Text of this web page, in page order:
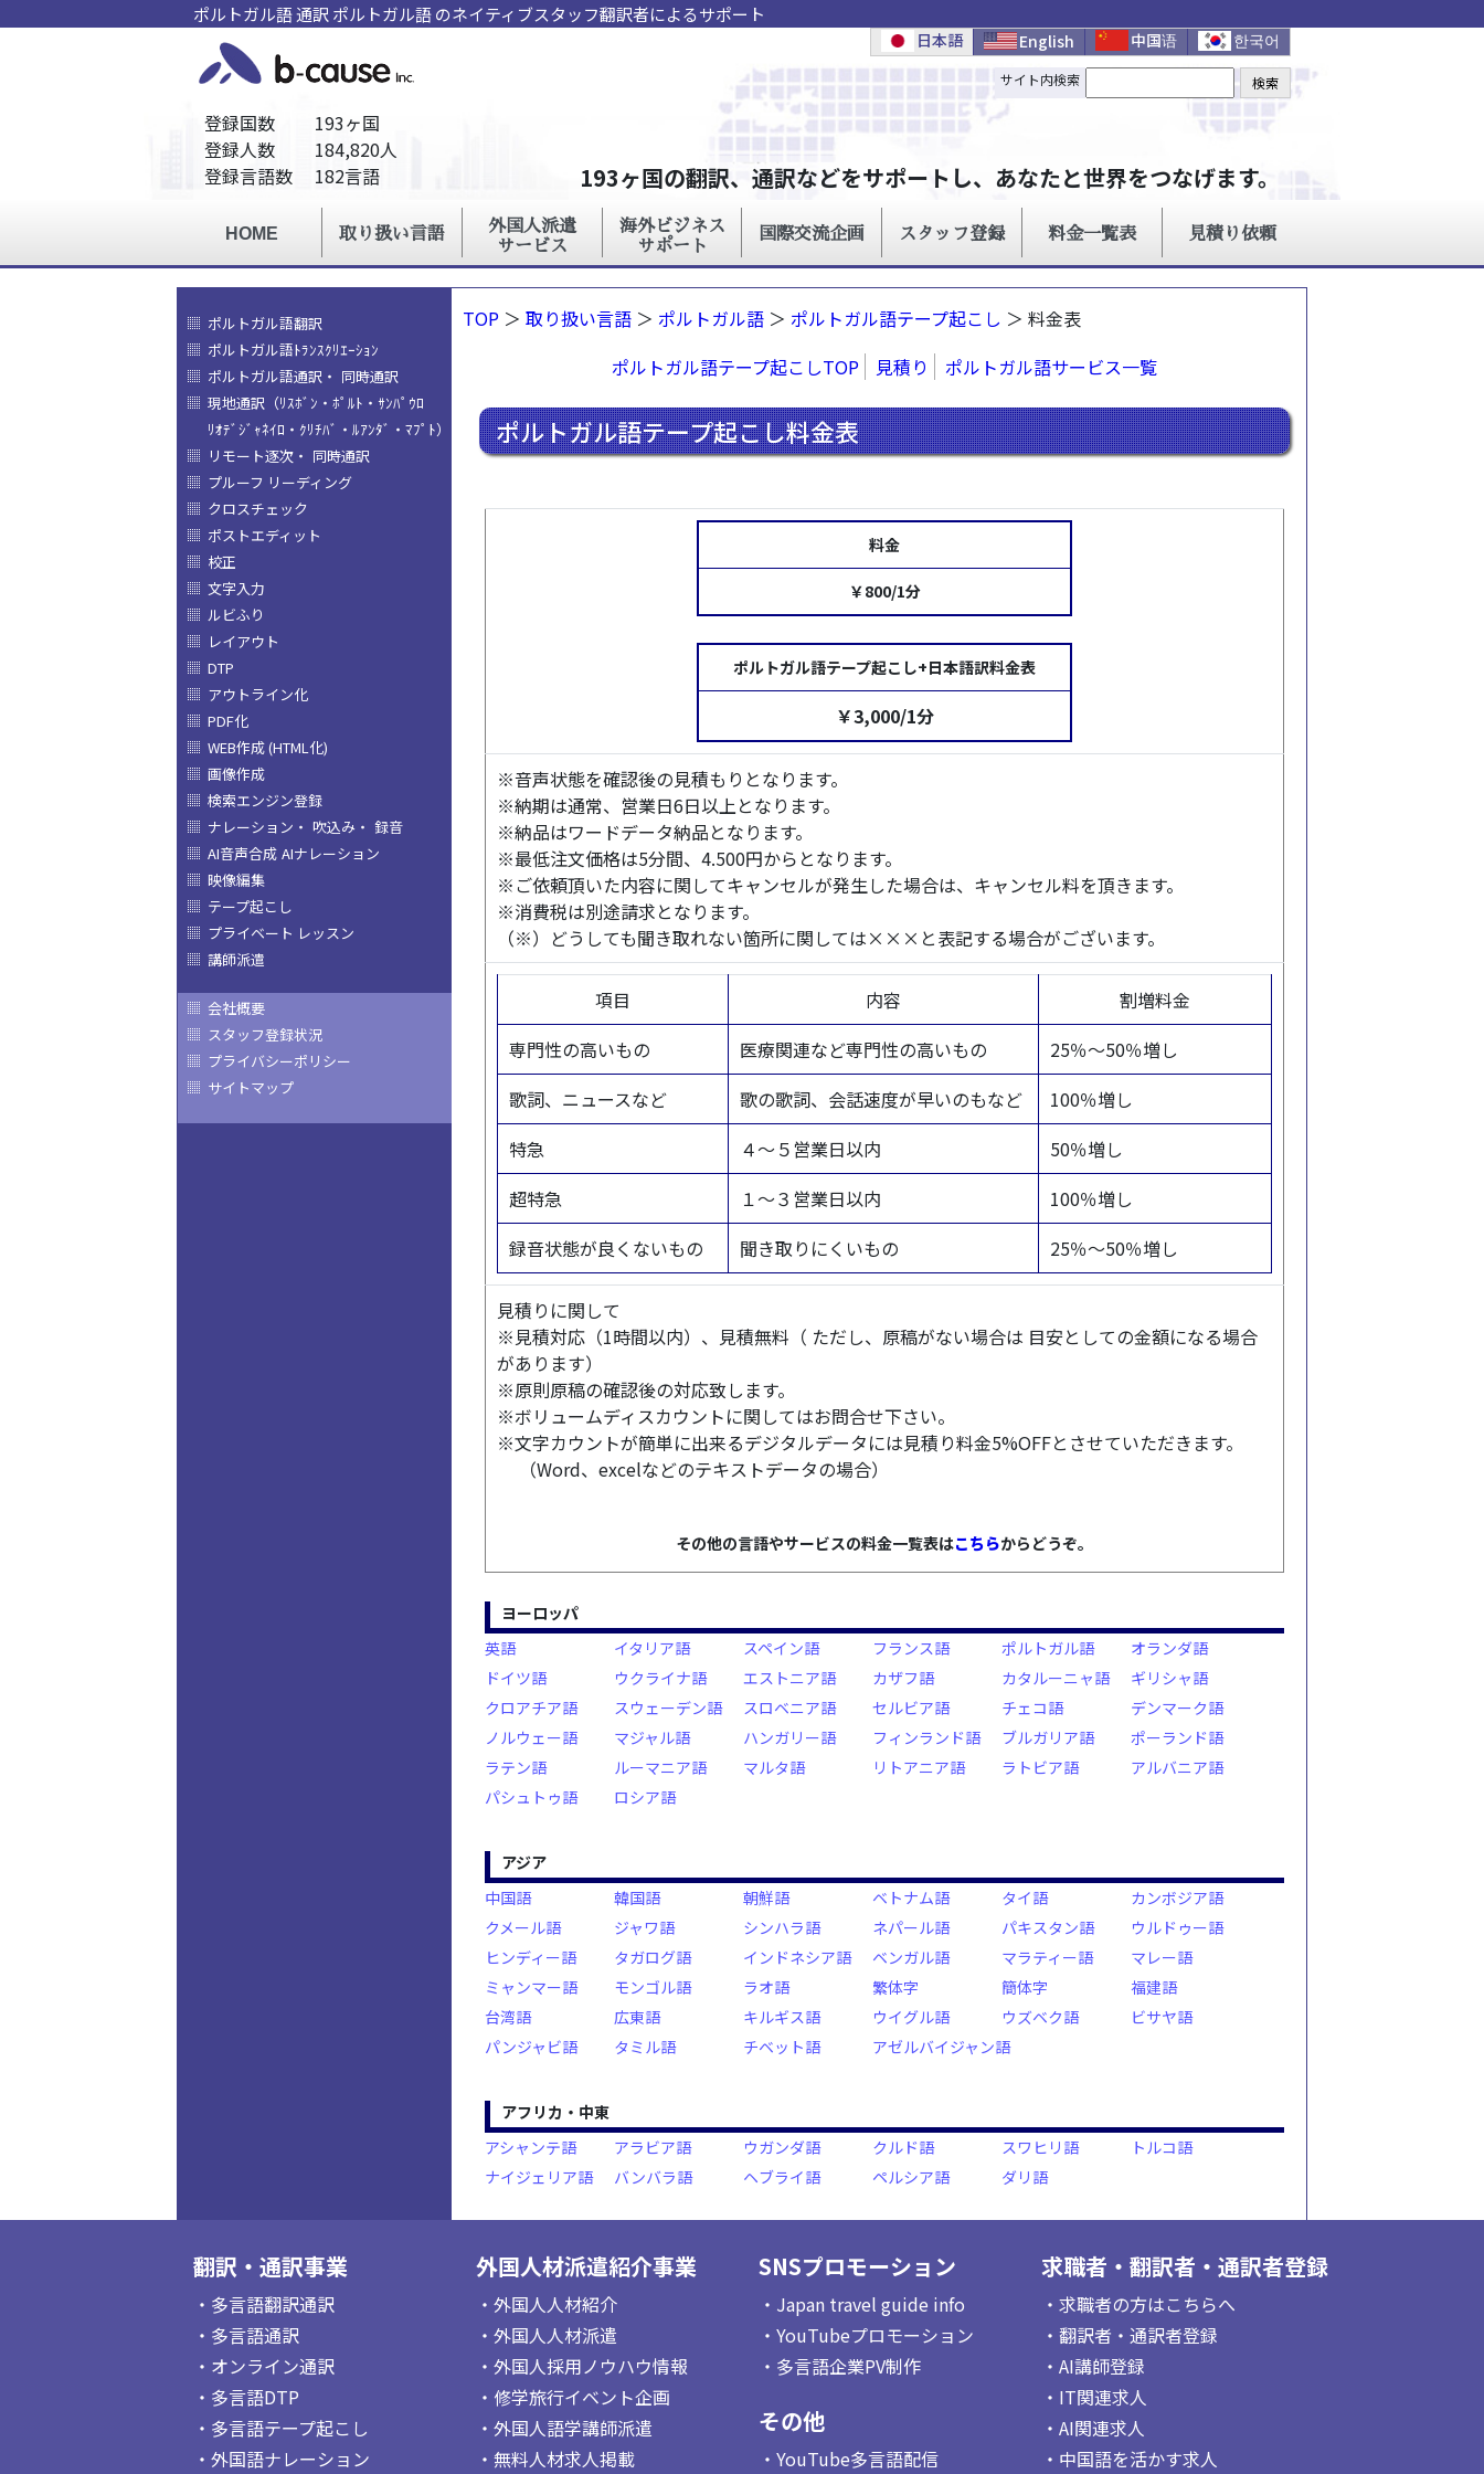
ポルトガル語 通訳 ポルトガル語 のネイティブスタッフ翻訳者によるサポート
TOP ＞ 取り扱い言語 ＞ ポルトガル語 ＞ ポルトガル語テープ起こし ＞ 料金表
ポルトガル語テープ起こしTOP
見積り ポルトガル語サービス一覧
ポルトガル語テープ起こし料金表
料金
￥800/1分
ポルトガル語テープ起こし+日本語訳料金表
￥3,000/1分
※音声状態を確認後の見積もりとなります。
※納期は通常、営業日6日以上となります。
※納品はワードデータ納品となります。
※最低注文価格は5分間、4.500円からとなります。
※ご依頼頂いた内容に関してキャンセルが発生した場合は、キャンセル料を頂きます。
※消費税は別途請求となります。
（※）どうしても聞き取れない箇所に関しては×××と表記する場合がございます。
項目 内容
割増料金
専門性の高いもの
医療関連など専門性の高いもの
25％～50％増し
歌詞、ニュースなど
歌の歌詞、会話速度が早いのもなど
100％増し
特急
４～５営業日以内
50％増し
超特急
１～３営業日以内
100％増し
録音状態が良くないもの
聞き取りにくいもの 25％～50％増し
見積りに関して
※見積対応（1時間以内）、見積無料（ ただし、原稿がない場合は 目安としての金額になる場合
があります）
※原則原稿の確認後の対応致します。
※ボリュームディスカウントに関してはお問合せ下さい。
※文字カウントが簡単に出来るデジタルデータには見積り料金5%OFFとさせていただきます。
（Word、excelなどのテキストデータの場合）
その他の言語やサービスの料金一覧表はこちらからどうぞ。
ヨーロッパ
英語
イタリア語 スペイン語 フランス語 ポルトガル語
オランダ語
ドイツ語
ウクライナ語 エストニア語 カザフ語 カタルーニャ語
ギリシャ語
クロアチア語
スウェーデン語 スロベニア語 セルビア語 チェコ語
デンマーク語
ノルウェー語
マジャル語 ハンガリー語 フィンランド語 ブルガリア語
ポーランド語
ラテン語
ルーマニア語 マルタ語 リトアニア語 ラトビア語
アルバニア語
パシュトゥ語
ロシア語
アジア
中国語
韓国語 朝鮮語 ベトナム語 タイ語
カンボジア語
クメール語
ジャワ語 シンハラ語 ネパール語 パキスタン語
ウルドゥー語
ヒンディー語
タガログ語 インドネシア語 ベンガル語 マラティー語
マレー語
ミャンマー語
モンゴル語 ラオ語 繁体字 簡体字
福建語
台湾語
広東語 キルギス語 ウイグル語 ウズベク語
ビサヤ語
パンジャビ語
タミル語 チベット語 アゼルバイジャン語
アフリカ・中東
アシャンテ語
アラビア語 ウガンダ語 クルド語 スワヒリ語
トルコ語
ナイジェリア語
バンバラ語 ヘブライ語 ペルシア語 ダリ語